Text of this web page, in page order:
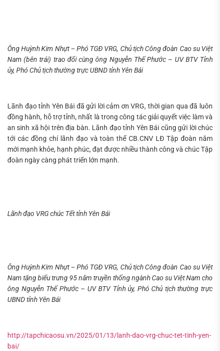
Ông Huỳnh Kim Nhựt – Phó TGĐ VRG, Chủ tịch Công đoàn Cao su Việt
Nam (bên trái) trao đổi cùng ông Nguyễn Thế Phước – UV BTV Tỉnh
ủy, Phó Chủ tịch thường trực UBND tỉnh Yên Bái
Lãnh đạo tỉnh Yên Bái đã gửi lời cảm ơn VRG, thời gian qua đã luôn
đồng hành, hỗ trợ tỉnh, nhất là trong công tác giải quyết việc làm và
an sinh xã hội trên địa bàn. Lãnh đạo tỉnh Yên Bái cũng gửi lời chúc
tới các đồng chí lãnh đạo và toàn thể CB.CNV LĐ Tập đoàn năm
mới mạnh khỏe, hạnh phúc, đạt được nhiều thành công và chúc Tập
đoàn ngày càng phát triển lớn mạnh.
Lãnh đạo VRG chúc Tết tỉnh Yên Bái
Ông Huỳnh Kim Nhựt – Phó TGĐ VRG, Chủ tịch Công đoàn Cao su Việt
Nam tặng biểu trưng 95 năm truyền thống ngành Cao su Việt Nam cho
ông Nguyễn Thế Phước – UV BTV Tỉnh ủy, Phó Chủ tịch thường trực
UBND tỉnh Yên Bái
http://tapchicaosu.vn/2025/01/13/lanh-dao-vrg-chuc-tet-tinh-yen-
bai/